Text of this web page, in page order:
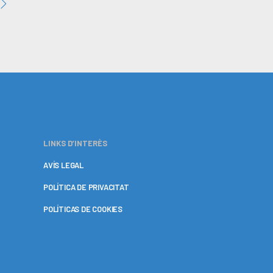
LINKS D’INTERÈS
AVÍS LEGAL
POLÍTICA DE PRIVACITAT
POLÍTICAS DE COOKIES